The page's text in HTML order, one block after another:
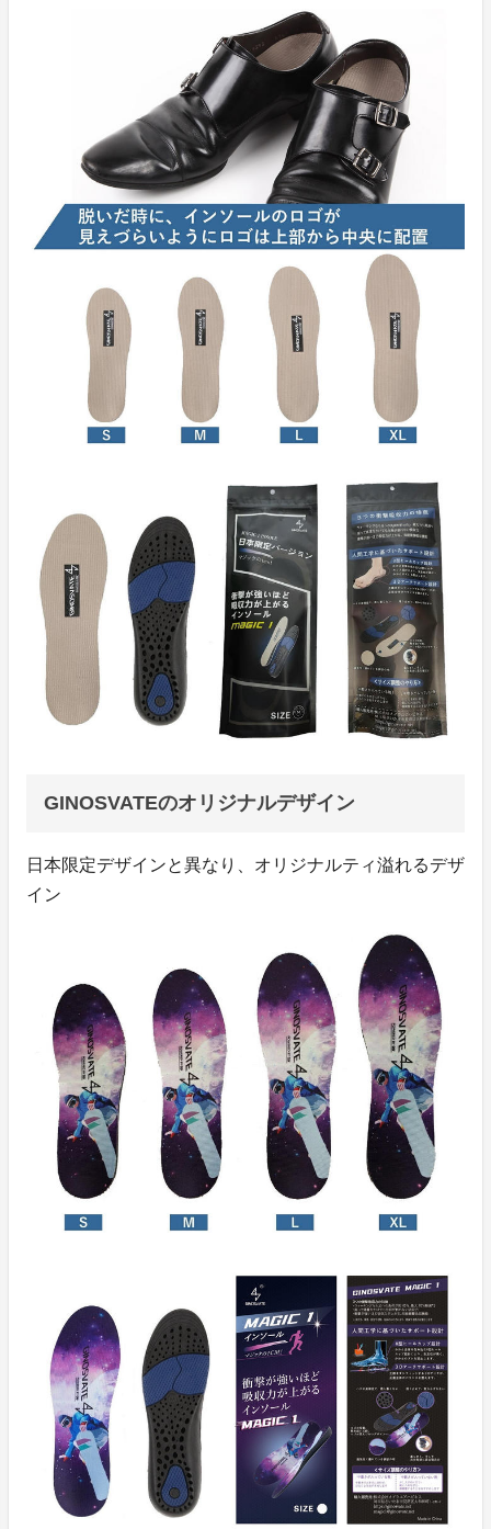
GINOSVATEのオリジナルデザイン
日本限定デザインと異なり、オリジナルティ溢れるデザ
イン